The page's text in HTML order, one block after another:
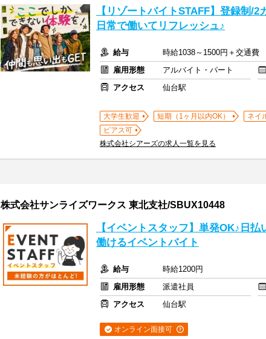
【リゾートバイトSTAFF】登録制/
日常で働いてリフレッシュ♪
給与
時給1038～1500円＋交通費
雇用形態
アルバイト・パート
アクセス
仙台駅
大学生歓迎 短期（1ヶ月以内OK） ネイ
ピアス可
株式会社シアーズの求人一覧を見る
株式会社サンライズワークス 東北支社/SBUX10448
【イベントスタッフ】単発OK♪日
働けるイベントバイト
給与
時給1200円
雇用形態
派遣社員
アクセス
仙台駅
オンライン面接可